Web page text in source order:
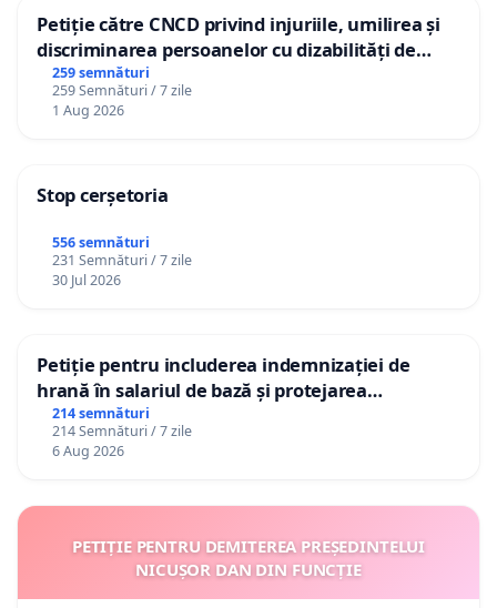
Petiție către CNCD privind injuriile, umilirea și
discriminarea persoanelor cu dizabilități de
către utilizatorul TikTok „Gorici”
259 semnături
259 Semnături / 7 zile
1 Aug 2026
Stop cerșetoria
556 semnături
231 Semnături / 7 zile
30 Jul 2026
Petiție pentru includerea indemnizației de
hrană în salariul de bază și protejarea
gradațiilor de vechime pentru asistenții
personali
214 semnături
214 Semnături / 7 zile
6 Aug 2026
PETIȚIE PENTRU DEMITEREA PREȘEDINTELUI
NICUȘOR DAN DIN FUNCȚIE